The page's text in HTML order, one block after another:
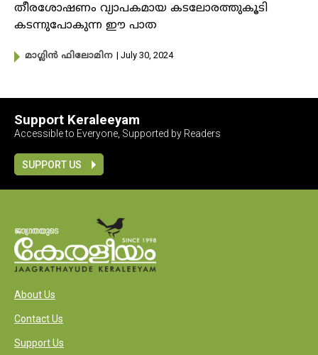
തീരശോഷണം വ്യാപകമായ കടലോരത്തുകൂടി
കടന്നുപോകുന്ന ഈ പാത
മാ​ഗ്ലിൻ ഫിലോമിന | July 30, 2024
Support Keraleeyam
Accessible to Everyone, Supported by Readers
SUPPORT US
About Us
Contact Us
Support Us